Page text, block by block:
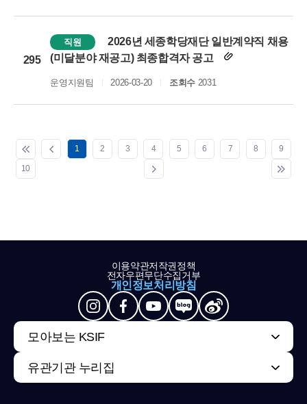
295
직원
2026년 세종학당재단 일반계약직 채용
(미달분야 재공고) 최종합격자 공고
운영지원팀 2026-03-20 조회수2031
1 2 3 4 5 6 7 8 9
10
이용약관저작권정책
전자우편무단수집거부
개인정보처리방침
모아보는 KSIF
유관기관 누리집